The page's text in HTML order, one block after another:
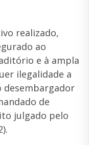
realizado,
ao
e à ampla
ilegalidade a
desembargador
de
julgado pelo